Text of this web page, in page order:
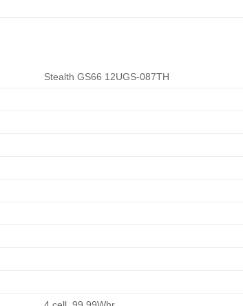
Stealth GS66 12UGS-087TH